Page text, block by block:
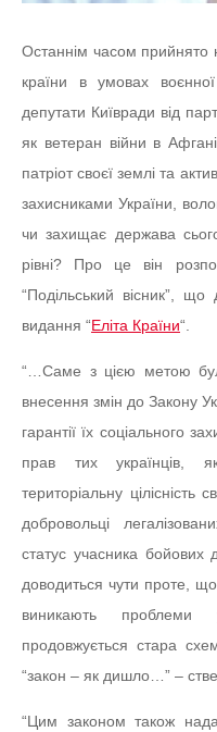
Останнім часом прийнято
країни в умовах
депутати Київради від
як ветеран війни в
патріот своєї землі та
захисниками України,
чи захищає держава
рівні? Про це він
“Подільський вісник”,
видання “Еліта Країни“.
“…Саме з цією метою
внесення змін до Закону
гарантії їх соціального
прав тих українців,
територіальну цілісність
добровольці
статус учасника бойових
доводиться чути проте,
виникають проблеми
продовжується стара
“закон – як дишло…” –
“Цим законом також